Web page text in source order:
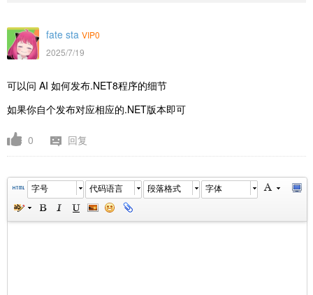
fate sta VIP0
2025/7/19
可以问 AI 如何发布.NET8程序的细节
如果你自个发布对应相应的.NET版本即可
0 回复
字号 代码语言 段落格式 字体